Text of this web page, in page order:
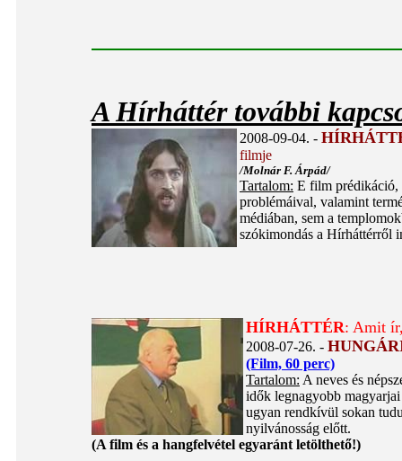
A Hírháttér további
2008-09-04. -
filmje
/Molnár F. Árpád/
Tartalom: E film prédikáció,
problémáival, valamint
médiában, sem a
szókimondás a Hírháttérről
HÍRHÁTTÉR: Amit
2008-07-26. -
(Film, 60 perc)
Tartalom: A neves és
idők legnagyobb
ugyan rendkívül sokan
nyilvánosság előtt.
(A film és a hangfelvétel egyaránt letölthető!)